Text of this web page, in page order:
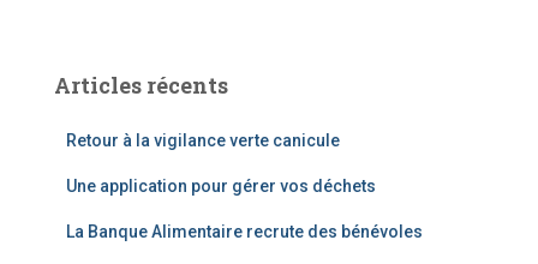
Articles récents
Retour à la vigilance verte canicule
Une application pour gérer vos déchets
La Banque Alimentaire recrute des bénévoles